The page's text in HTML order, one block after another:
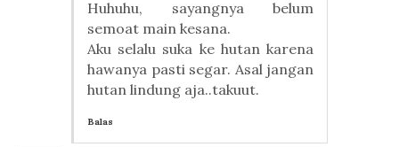
Huhuhu, sayangnya belum
semoat main kesana.
Aku selalu suka ke hutan karena
hawanya pasti segar. Asal jangan
hutan lindung aja..takuut.
Balas